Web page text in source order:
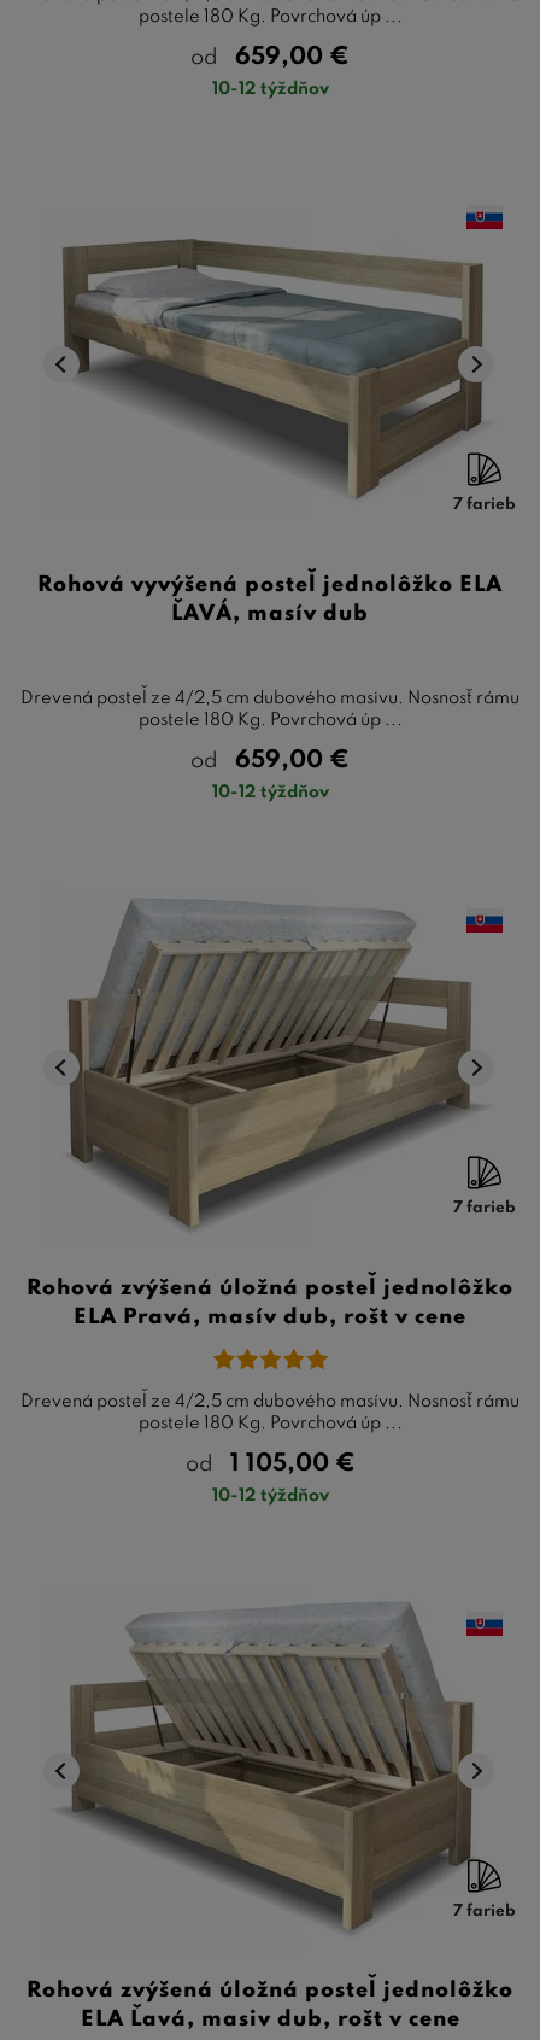
postele 180 Kg. Povrchová úp ...
od 659,00 €
10-12 týždňov
7 farieb
Rohová vyvýšená posteľ jednolôžko ELA
ĽAVÁ, masív dub
Drevená posteľ ze 4/2,5 cm dubového masivu. Nosnosť rámu
postele 180 Kg. Povrchová úp ...
od 659,00 €
10-12 týždňov
7 farieb
Rohová zvýšená úložná posteľ jednolôžko
ELA Pravá, masív dub, rošt v cene
Drevená posteľ ze 4/2,5 cm dubového masívu. Nosnosť rámu
postele 180 Kg. Povrchová úp ...
od 1 105,00 €
10-12 týždňov
7 farieb
Rohová zvýšená úložná posteľ jednolôžko
ELA Ľavá, masiv dub, rošt v cene